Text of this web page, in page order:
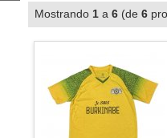
Mostrando 1 a 6 (de 6